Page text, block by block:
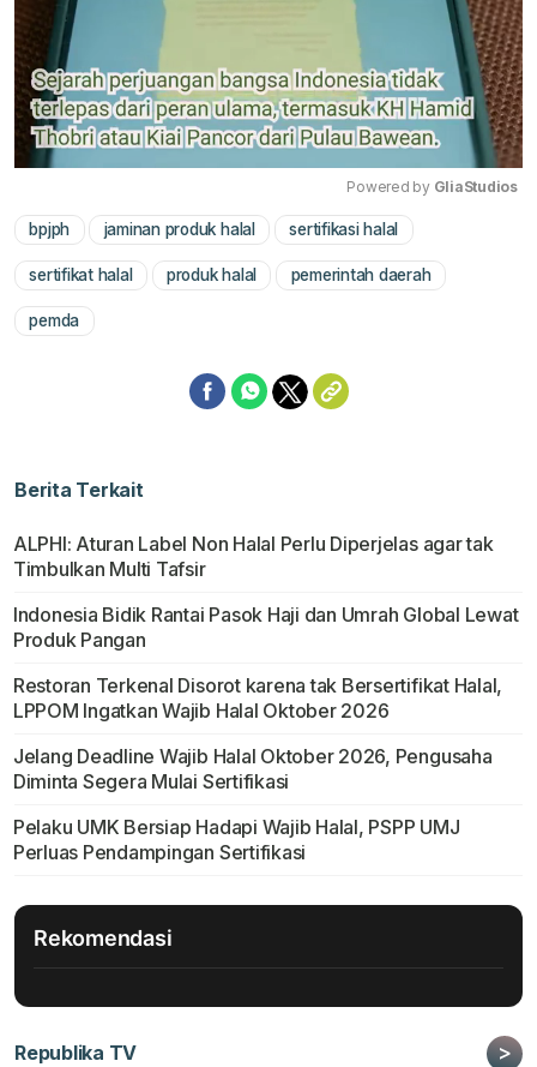
Powered by GliaStudios
bpjph jaminan produk halal sertifikasi halal
sertifikat halal produk halal pemerintah daerah
pemda
Berita Terkait
ALPHI: Aturan Label Non Halal Perlu Diperjelas agar tak
Timbulkan Multi Tafsir
Indonesia Bidik Rantai Pasok Haji dan Umrah Global Lewat
Produk Pangan
Restoran Terkenal Disorot karena tak Bersertifikat Halal,
LPPOM Ingatkan Wajib Halal Oktober 2026
Jelang Deadline Wajib Halal Oktober 2026, Pengusaha
Diminta Segera Mulai Sertifikasi
Pelaku UMK Bersiap Hadapi Wajib Halal, PSPP UMJ
Perluas Pendampingan Sertifikasi
Rekomendasi
Republika TV >